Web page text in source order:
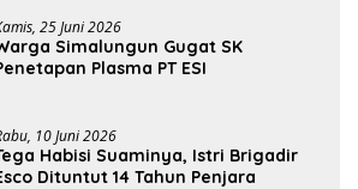
25 Juni 2026
Simalungun Gugat SK
Plasma PT ESI
10 Juni 2026
Habisi Suaminya, Istri Brigadir
Dituntut 14 Tahun Penjara